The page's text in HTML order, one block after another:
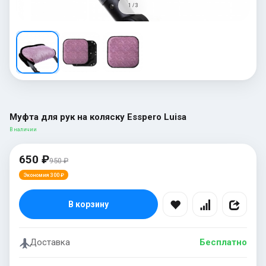
1 / 3
Муфта для рук на коляску Esspero Luisa
В наличии
650 ₽950 ₽
Экономия 300 ₽
В корзину
Доставка Бесплатно